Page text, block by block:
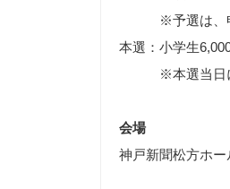
※予選は、申
本選：小学生
※本選当日に
会場
神戸新聞松方ホ